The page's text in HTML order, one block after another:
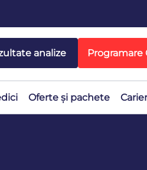
analize Programare
Oferte și pachete